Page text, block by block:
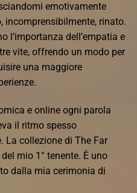
emotivamente
incomprensibilmente, rinato.
l’importanza dell’empatia e
vite, offrendo un modo per
una maggiore
e online ogni parola
il ritmo spesso
La collezione di The Far
mio 1° tenente. È uno
dalla mia cerimonia di